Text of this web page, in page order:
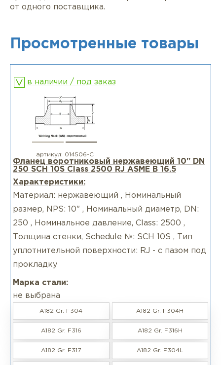
от одного поставщика.
Просмотренные товары
в наличии / под заказ
артикул: 014506-С
Фланец воротниковый нержавеющий 10" DN
250 SCH 10S Class 2500 RJ ASME B 16.5
Характеристики:
Материал: нержавеющий , Номинальный
размер, NPS: 10" , Номинальный диаметр, DN:
250 , Номинальное давление, Class: 2500 ,
Толщина стенки, Schedule №: SCH 10S , Тип
уплотнительной поверхности: RJ - с пазом под
прокладку
Марка стали:
не выбрана
A182 Gr. F304 A182 Gr. F304H
A182 Gr. F316 A182 Gr. F316H
A182 Gr. F317 A182 Gr. F304L